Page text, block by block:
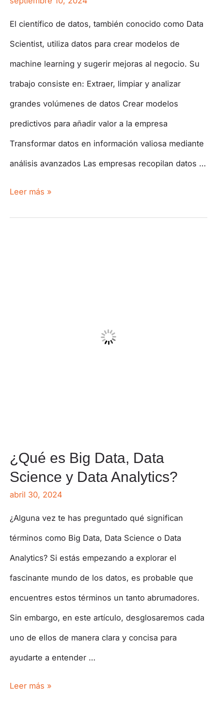
El científico de datos, también conocido como Data
Scientist, utiliza datos para crear modelos de
machine learning y sugerir mejoras al negocio. Su
trabajo consiste en: Extraer, limpiar y analizar
grandes volúmenes de datos Crear modelos
predictivos para añadir valor a la empresa
Transformar datos en información valiosa mediante
análisis avanzados Las empresas recopilan datos …
Leer más »
¿Qué es Big Data, Data
Science y Data Analytics?
abril 30, 2024
¿Alguna vez te has preguntado qué significan
términos como Big Data, Data Science o Data
Analytics? Si estás empezando a explorar el
fascinante mundo de los datos, es probable que
encuentres estos términos un tanto abrumadores.
Sin embargo, en este artículo, desglosaremos cada
uno de ellos de manera clara y concisa para
ayudarte a entender …
Leer más »